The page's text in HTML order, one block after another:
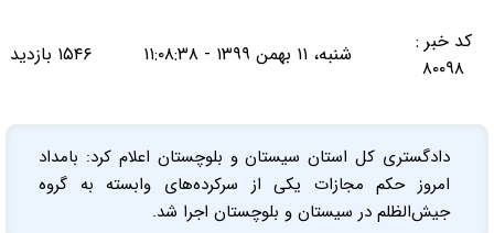
کد خبر :
۸۰۰۹۸
شنبه، ۱۱ بهمن ۱۳۹۹ - ۱۱:۰۸:۳۸ ۱۵۴۶ بازدید
دادگستری کل استان سیستان و بلوچستان اعلام کرد: بامداد
امروز حکم مجازات یکی از سرکرده‌های وابسته به گروه
جیش‌الظلم در سیستان و بلوچستان اجرا شد.